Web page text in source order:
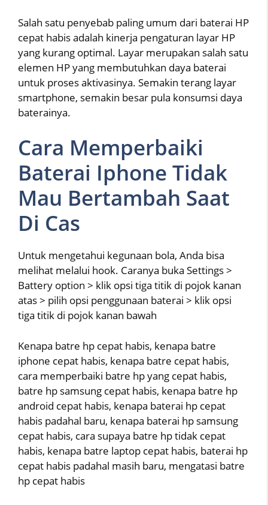
Salah satu penyebab paling umum dari baterai HP
cepat habis adalah kinerja pengaturan layar HP
yang kurang optimal. Layar merupakan salah satu
elemen HP yang membutuhkan daya baterai
untuk proses aktivasinya. Semakin terang layar
smartphone, semakin besar pula konsumsi daya
baterainya.
Cara Memperbaiki
Baterai Iphone Tidak
Mau Bertambah Saat
Di Cas
Untuk mengetahui kegunaan bola, Anda bisa
melihat melalui hook. Caranya buka Settings >
Battery option > klik opsi tiga titik di pojok kanan
atas > pilih opsi penggunaan baterai > klik opsi
tiga titik di pojok kanan bawah
Kenapa batre hp cepat habis, kenapa batre
iphone cepat habis, kenapa batre cepat habis,
cara memperbaiki batre hp yang cepat habis,
batre hp samsung cepat habis, kenapa batre hp
android cepat habis, kenapa baterai hp cepat
habis padahal baru, kenapa baterai hp samsung
cepat habis, cara supaya batre hp tidak cepat
habis, kenapa batre laptop cepat habis, baterai hp
cepat habis padahal masih baru, mengatasi batre
hp cepat habis